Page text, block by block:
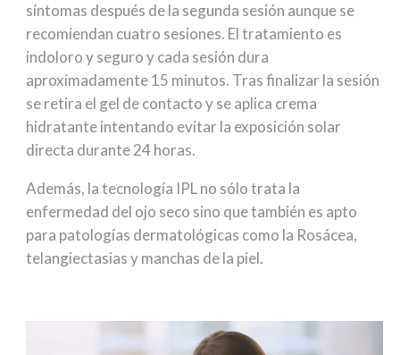
síntomas después de la segunda sesión aunque se
recomiendan cuatro sesiones. El tratamiento es
indoloro y seguro y cada sesión dura
aproximadamente 15 minutos. Tras finalizar la sesión
se retira el gel de contacto y se aplica crema
hidratante intentando evitar la exposición solar
directa durante 24 horas.
Además, la tecnología IPL no sólo trata la
enfermedad del ojo seco sino que también es apto
para patologías dermatológicas como la Rosácea,
telangiectasias y manchas de la piel.